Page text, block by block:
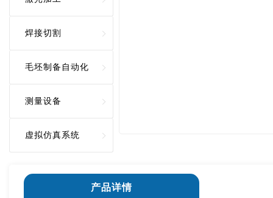
焊接切割
毛坯制备自动化
测量设备
虚拟仿真系统
产品详情